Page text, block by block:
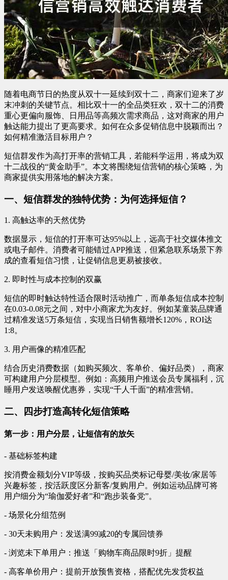
随着电商节日的热度从双十一延续到双十二，商家们迎来了岁
末冲刺的关键节点。相比双十一的全品类狂欢，双十二的消费
重心更偏向服饰、日用品等高频次需求商品，这对商家的用户
触达能力提出了更高要求。如何在众多促销信息中脱颖而出？
如何精准激活目标用户？
短信群发作为高打开率的营销工具，若能科学运用，将成为双
十二战役的“黄金助手”。本文将围绕短信营销的核心策略，为
商家提供实用落地的解决方案。
一、短信群发的独特优势：为何选择短信？
1. 高触达率的天然优势
数据显示，短信的打开率可达95%以上，远高于社交媒体推文
或电子邮件。消费者可能错过APP推送，但紧急联系场景下养
成的查看短信习惯，让促销信息更易被接收。
2. 即时性与成本控制的双赢
短信的即时触达特性适合限时活动推广，而单条短信成本控制
在0.03-0.08元之间，对中小商家尤为友好。例如某童装品牌通
过精准发送5万条短信，实现当日销售额增长120%，ROI达
1:8。
3. 用户画像的精准匹配
结合历史消费数据（如购买频次、客单价、偏好品类），商家
可构建用户分层模型。例如：高频用户推送会员专属福利，沉
睡用户发送唤醒优惠券，实现“千人千面”的精准营销。
二、四步打造高转化短信策略
第一步：用户分层，让短信有的放矢
- 基础标签构建
按消费金额划分VIP等级，按购买品类标记母婴/美妆/家居等
兴趣标签，按活跃度区分新客/复购用户。例如运动品牌可将
用户细分为“瑜伽爱好者”和“跑步装备党”。
- 场景化分组范例
- 30天未购用户：发送满99减20的专属回馈券
- 浏览未下单用户：推送「购物车商品限时9折」提醒
- 高客单价用户：提前开放预售资格，搭配优先发货权益